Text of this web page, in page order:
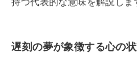
遅刻の夢が象徴する心の